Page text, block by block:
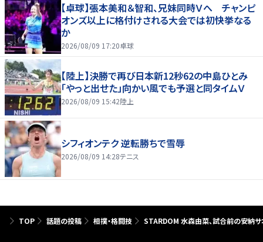
【卓球】張本美和＆智和、兄妹同時Ｖへ チャンピ
オンズ以上に格付けされる大会では初快挙なる
か
2026/08/09 17:20卓球
【陸上】決勝で再び日本新12秒62の中島ひとみ
「やっと出せた」向かい風でも予選と同タイムＶ
2026/08/09 15:42陸上
シフィオンテク 逆転勝ちで雪辱
2026/08/09 14:28テニス
TOP 話題の投稿 相撲・格闘技 STARDOM 水森由菜、試合前の安納サ